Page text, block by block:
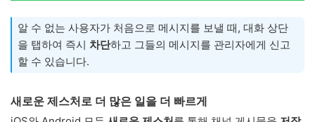
알 수 없는 사용자가 처음으로 메시지를 보낼 때, 대화 상단
을 탭하여 즉시 차단하고 그들의 메시지를 관리자에게 신고
할 수 있습니다.
새로운 제스처로 더 많은 일을 더 빠르게